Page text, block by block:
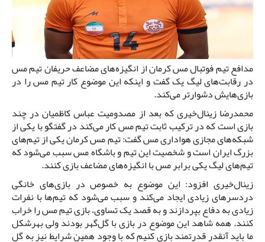
مدافع تیم فوتبال مس کرمان از انگیزه‌های مضاعف حریفان تیم مس
در رقابت‌های لیگ یک گفت و اینکه این موضوع کار تیم مس را در
بازی‌هایش دشوارتر می‌کند.
محمدرضا زینال‌خیری که بعد از مصدومیت عباس کاظمیان در چند
بازی است که در ترکیب ثابت تیم مس کار می‌کند در گفتگو با یکی از
شبکه‌های مجازی هواداری مس گفت: تیم مس کرمان یکی از تیم‌های
بزرگ ایران است و شخصیت این تیم و باشگاه مس سبب می‌شود که
تیم‌های لیگ یکی برابر مس با انگیزه‌های مضاعف بازی کنند.
زینال‌خیری افزود: این موضوع به خصوص در بازی‌های خانگی
دردسرهای زیادی ایجاد می‌کند و سبب می‌شود که تیم‌ها با نفرات
زیادی به دفاع بپردازند و به قصد یک تساوی، بازی تیم مس را خراب
کنند. همه شاهد این موضوع در بازی با گل‌گهر بودند ولی بهرشکل
ما باید آنقدر قدرتمند بازی کنیم که با وجود همین شرایط نیز به گل